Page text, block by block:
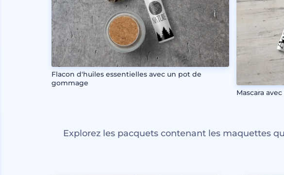
Flacon d'huiles essentielles avec un pot de
gommage
Mascara
Explorez les pacquets contenant les maquettes